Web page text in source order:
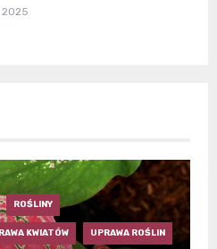
2025
ROŚLINY
KWIATÓW UPRAWA ROŚLIN